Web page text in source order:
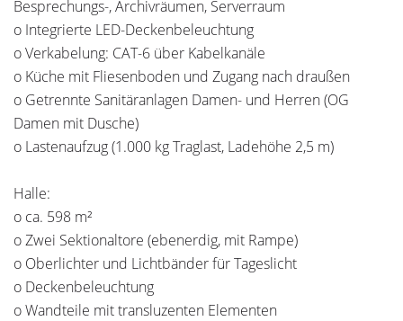
Besprechungs-, Archivräumen, Serverraum
o Integrierte LED-Deckenbeleuchtung
o Verkabelung: CAT-6 über Kabelkanäle
o Küche mit Fliesenboden und Zugang nach draußen
o Getrennte Sanitäranlagen Damen- und Herren (OG
Damen mit Dusche)
o Lastenaufzug (1.000 kg Traglast, Ladehöhe 2,5 m)
Halle:
o ca. 598 m²
o Zwei Sektionaltore (ebenerdig, mit Rampe)
o Oberlichter und Lichtbänder für Tageslicht
o Deckenbeleuchtung
o Wandteile mit transluzenten Elementen